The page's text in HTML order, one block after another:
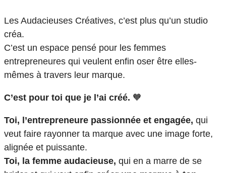
Les Audacieuses Créatives, c’est plus qu’un studio
créa.
C’est un espace pensé pour les femmes
entrepreneures qui veulent enfin oser être elles-
mêmes à travers leur marque.
C’est pour toi que je l’ai créé. 🧡
Toi, l’entrepreneure passionnée et engagée, qui
veut faire rayonner ta marque avec une image forte,
alignée et puissante.
Toi, la femme audacieuse, qui en a marre de se